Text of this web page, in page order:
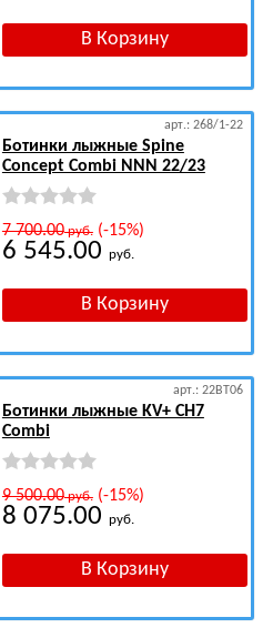
арт.: 268/1-22
Ботинки лыжные Spine
Concept Combi NNN 22/23
7 700.00руб.(-15%)
6 545.00 руб.
арт.: 22BT06
Ботинки лыжные KV+ CH7
Combi
9 500.00руб.(-15%)
8 075.00 руб.